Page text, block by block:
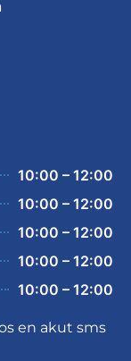
10:00 – 12:00
10:00 – 12:00
10:00 – 12:00
10:00 – 12:00
10:00 – 12:00
en akut sms